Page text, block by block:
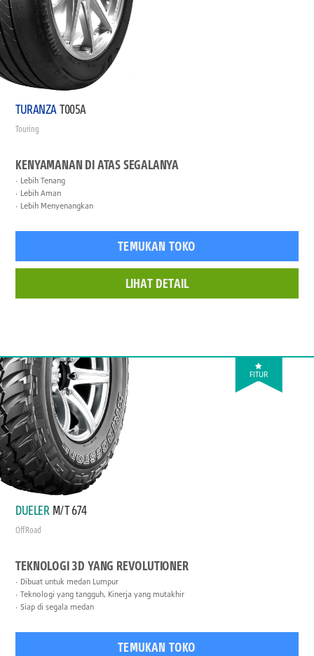
TURANZAT005A
Touring
KENYAMANAN DI ATAS SEGALANYA
Lebih Tenang
Lebih Aman
Lebih Menyenangkan
TEMUKAN TOKO
LIHAT DETAIL
FITUR
DUELER M/T 674
Off Road
TEKNOLOGI 3D YANG REVOLUTIONER
Dibuat untuk medan Lumpur
Teknologi yang tangguh, Kinerja yang mutakhir
Siap di segala medan
TEMUKAN TOKO